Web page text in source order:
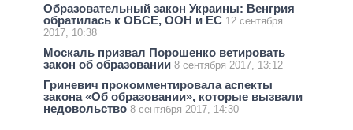
Образовательный закон Украины: Венгрия
обратилась к ОБСЕ, ООН и ЕС 12 сентября
2017, 10:38
Москаль призвал Порошенко ветировать
закон об образовании 8 сентября 2017, 13:12
Гриневич прокомментировала аспекты
закона «Об образовании», которые вызвали
недовольство 8 сентября 2017, 14:30